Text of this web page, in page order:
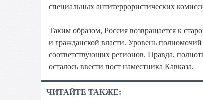
специальных антитеррористических
Таким образом, Россия возвращается к
и гражданской власти. Уровень
соответствующих регионов. Правда,
осталось ввести пост наместника Кавказа.
ЧИТАЙТЕ ТАКЖЕ: